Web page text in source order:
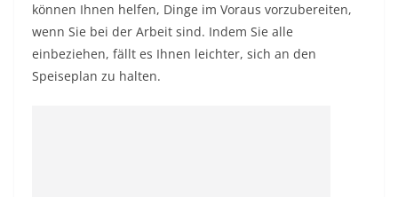
können Ihnen helfen, Dinge im Voraus vorzubereiten,
wenn Sie bei der Arbeit sind. Indem Sie alle
einbeziehen, fällt es Ihnen leichter, sich an den
Speiseplan zu halten.